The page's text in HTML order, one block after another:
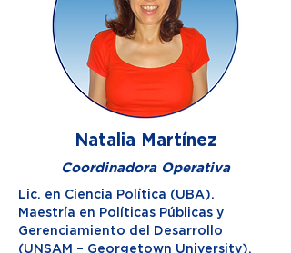
Natalia Martínez
Coordinadora Operativa
Lic. en Ciencia Política (UBA).
Maestría en Políticas Públicas y
Gerenciamiento del Desarrollo
(UNSAM – Georgetown University).